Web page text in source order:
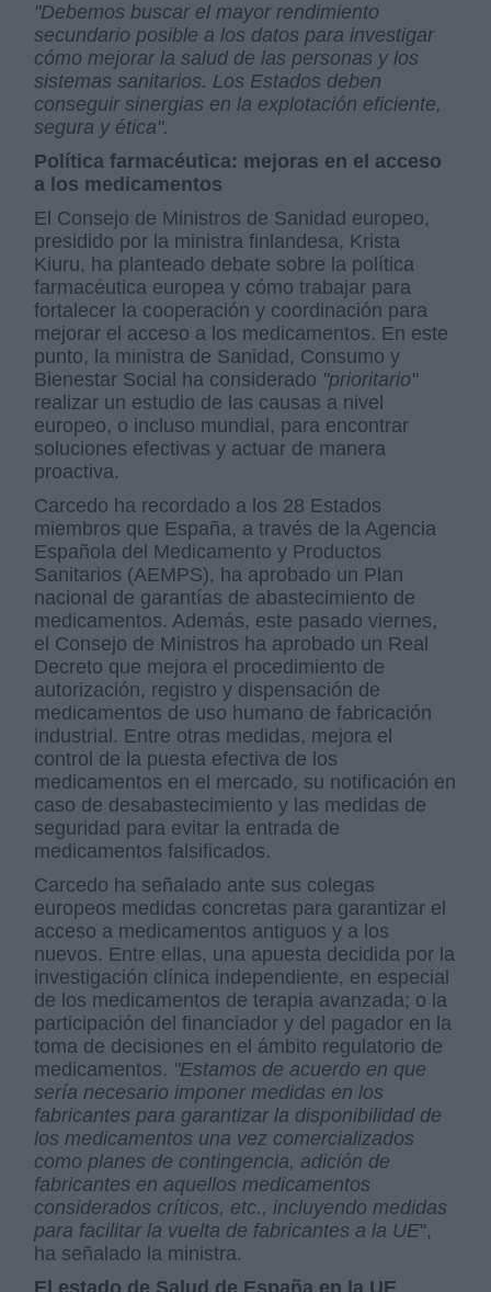
"Debemos buscar el mayor rendimiento
secundario posible a los datos para investigar
cómo mejorar la salud de las personas y los
sistemas sanitarios. Los Estados deben
conseguir sinergias en la explotación eficiente,
segura y ética".
Política farmacéutica: mejoras en el acceso
a los medicamentos
El Consejo de Ministros de Sanidad europeo,
presidido por la ministra finlandesa, Krista
Kiuru, ha planteado debate sobre la política
farmacéutica europea y cómo trabajar para
fortalecer la cooperación y coordinación para
mejorar el acceso a los medicamentos. En este
punto, la ministra de Sanidad, Consumo y
Bienestar Social ha considerado "prioritario"
realizar un estudio de las causas a nivel
europeo, o incluso mundial, para encontrar
soluciones efectivas y actuar de manera
proactiva.
Carcedo ha recordado a los 28 Estados
miembros que España, a través de la Agencia
Española del Medicamento y Productos
Sanitarios (AEMPS), ha aprobado un Plan
nacional de garantías de abastecimiento de
medicamentos. Además, este pasado viernes,
el Consejo de Ministros ha aprobado un Real
Decreto que mejora el procedimiento de
autorización, registro y dispensación de
medicamentos de uso humano de fabricación
industrial. Entre otras medidas, mejora el
control de la puesta efectiva de los
medicamentos en el mercado, su notificación en
caso de desabastecimiento y las medidas de
seguridad para evitar la entrada de
medicamentos falsificados.
Carcedo ha señalado ante sus colegas
europeos medidas concretas para garantizar el
acceso a medicamentos antiguos y a los
nuevos. Entre ellas, una apuesta decidida por la
investigación clínica independiente, en especial
de los medicamentos de terapia avanzada; o la
participación del financiador y del pagador en la
toma de decisiones en el ámbito regulatorio de
medicamentos. "Estamos de acuerdo en que
sería necesario imponer medidas en los
fabricantes para garantizar la disponibilidad de
los medicamentos una vez comercializados
como planes de contingencia, adición de
fabricantes en aquellos medicamentos
considerados críticos, etc., incluyendo medidas
para facilitar la vuelta de fabricantes a la UE",
ha señalado la ministra.